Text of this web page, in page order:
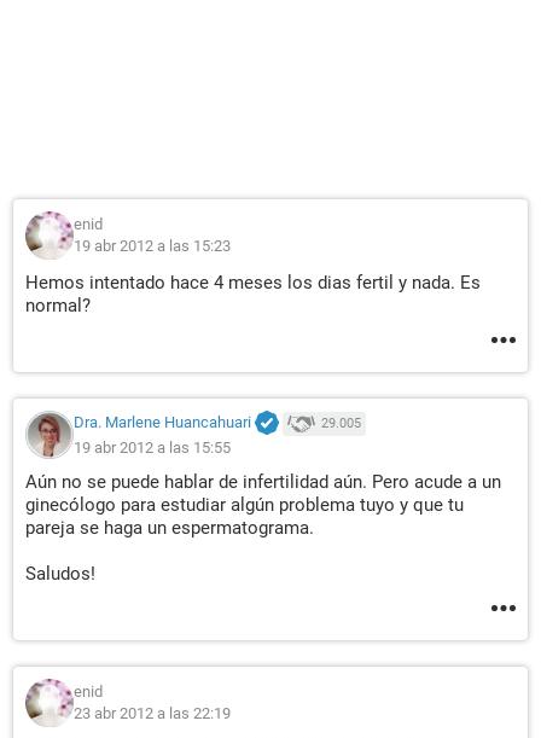
enid
19 abr 2012 a las 15:23
Hemos intentado hace 4 meses los dias fertil y nada. Es
normal?
Dra. Marlene Huancahuari 29.005
19 abr 2012 a las 15:55
Aún no se puede hablar de infertilidad aún. Pero acude a un
ginecólogo para estudiar algún problema tuyo y que tu
pareja se haga un espermatograma.
Saludos!
enid
23 abr 2012 a las 22:19